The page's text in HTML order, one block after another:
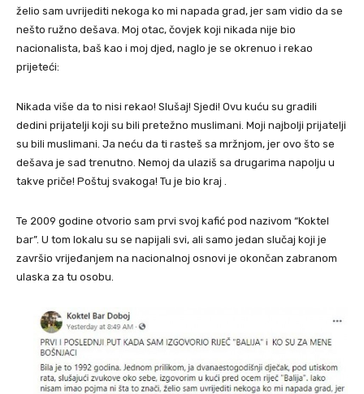
želio sam uvrijediti nekoga ko mi napada grad, jer sam vidio da se
nešto ružno dešava. Moj otac, čovjek koji nikada nije bio
nacionalista, baš kao i moj djed, naglo je se okrenuo i rekao
prijeteći:
Nikada više da to nisi rekao! Slušaj! Sjedi! Ovu kuću su gradili
dedini prijatelji koji su bili pretežno muslimani. Moji najbolji prijatelji
su bili muslimani. Ja neću da ti rasteš sa mržnjom, jer ovo što se
dešava je sad trenutno. Nemoj da ulaziš sa drugarima napolju u
takve priče! Poštuj svakoga! Tu je bio kraj .
Te 2009 godine otvorio sam prvi svoj kafić pod nazivom “Koktel
bar”. U tom lokalu su se napijali svi, ali samo jedan slučaj koji je
završio vrijeđanjem na nacionalnoj osnovi je okončan zabranom
ulaska za tu osobu.